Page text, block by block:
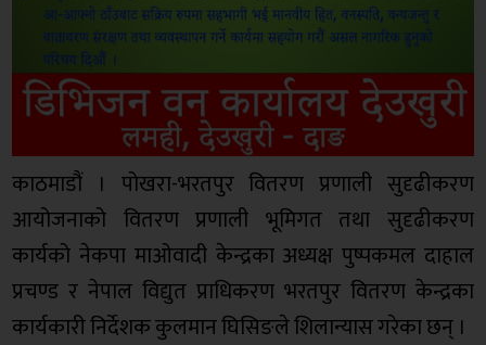
काठमाडौं । पोखरा-भरतपुर वितरण प्रणाली सुदृढीकरण
आयोजनाको वितरण प्रणाली भूमिगत तथा सुदृढीकरण
कार्यको नेकपा माओवादी केन्द्रका अध्यक्ष पुष्पकमल दाहाल
प्रचण्ड र नेपाल विद्युत प्राधिकरण भरतपुर वितरण केन्द्रका
कार्यकारी निर्देशक कुलमान घिसिङले शिलान्यास गरेका छन् ।